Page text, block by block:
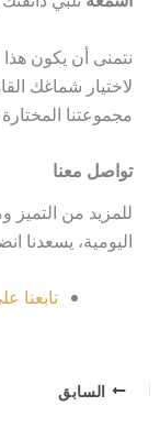
نتمنى أن يكون
لاختيار شماغك
مجموعتنا
تواصل معنا
للمزيد من التميز
اليومية، يسعدنا
تابعنا
السابق